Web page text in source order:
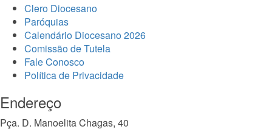
Clero Diocesano
Paróquias
Calendário Diocesano 2026
Comissão de Tutela
Fale Conosco
Política de Privacidade
Endereço
Pça. D. Manoelita Chagas, 40